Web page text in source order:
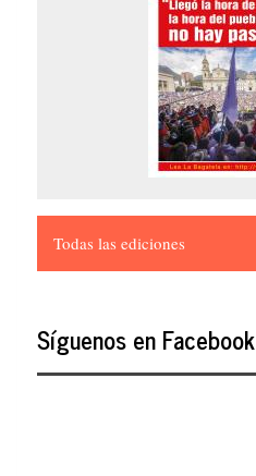
Todas las ediciones
Síguenos en Facebook